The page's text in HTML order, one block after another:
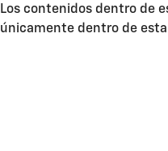
Los contenidos dentro de
únicamente dentro de